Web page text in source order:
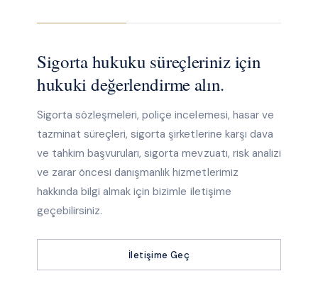
Sigorta hukuku süreçleriniz için
hukuki değerlendirme alın.
Sigorta sözleşmeleri, poliçe incelemesi, hasar ve
tazminat süreçleri, sigorta şirketlerine karşı dava
ve tahkim başvuruları, sigorta mevzuatı, risk analizi
ve zarar öncesi danışmanlık hizmetlerimiz
hakkında bilgi almak için bizimle iletişime
geçebilirsiniz.
İletişime Geç